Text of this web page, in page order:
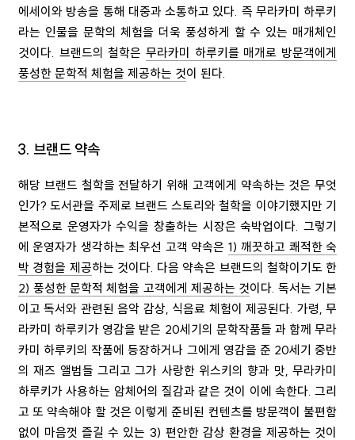
에세이와 방송을 통해 대중과 소통하고 있다. 즉 무라카미 하루키
라는 인물을 문학의 체험을 더욱 풍성하게 할 수 있는 매개체인
것이다. 브랜드의 철학은무라카미 하루키를 매개로 방문객에게
풍성한 문학적 체험을 제공하는 것이 된다.
3. 브랜드 약속
해당 브랜드 철학을 전달하기 위해 고객에게 약속하는 것은 무엇
인가?도서관을 주제로 브랜드 스토리와 철학을 이야기했지만 기
본적으로 운영자가 수익을 창출하는 시장은 숙박업이다 .그렇기
에 운영자가 생각하는 최우선 고객 약속은 1) 깨끗하고 쾌적한 숙
박 경험을 제공하는 것이다. 다음 약속은 브랜드의 철학이기도 한
2) 풍성한 문학적 체험을 고객에게 제공하는 것이다. 독서는 기본
이고 독서와 관련된 음악 감상 식음료 체험이 제공된다 가령 ,무
라카미 하루키가 영감을 받은 20세기의 문학작품들 과 함께 무라
카미 하루키의 작품에 등장하거나 그에게 영감을 준 20세기 중반
의 재즈 앨범들 그리고 그가 사랑한 위스키의 향과 맛 ,무라카미
하루키가 사용하는 암체어의 질감과 같은 것이 이에 속한다. 그리
고 또 약속해야 할 것은 이렇게 준비된 컨텐츠를 방문객이 불편함
없이 마음껏 즐길 수 있는 3) 편안한 감상 환경을 제공하는 것이